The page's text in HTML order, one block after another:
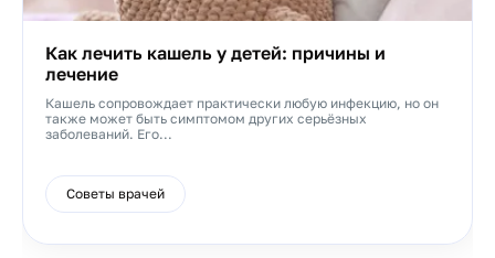
Как лечить кашель у детей: причины и
лечение
Кашель сопровождает практически любую инфекцию, но он
также может быть симптомом других серьёзных
заболеваний. Его...
Советы врачей